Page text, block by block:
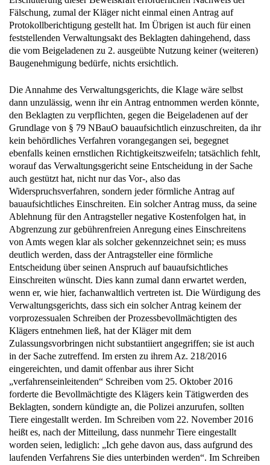
Fälschung, zumal der Kläger nicht einmal einen Antrag auf
Protokollberichtigung gestellt hat. Im Übrigen ist auch für einen
feststellenden Verwaltungsakt des Beklagten dahingehend, dass
die vom Beigeladenen zu 2. ausgeübte Nutzung keiner (weiteren)
Baugenehmigung bedürfe, nichts ersichtlich.
Die Annahme des Verwaltungsgerichts, die Klage wäre selbst
dann unzulässig, wenn ihr ein Antrag entnommen werden könnte,
den Beklagten zu verpflichten, gegen die Beigeladenen auf der
Grundlage von § 79 NBauO bauaufsichtlich einzuschreiten, da ihr
kein behördliches Verfahren vorangegangen sei, begegnet
ebenfalls keinen ernstlichen Richtigkeitszweifeln; tatsächlich fehlt,
worauf das Verwaltungsgericht seine Entscheidung in der Sache
auch gestützt hat, nicht nur das Vor-, also das
Widerspruchsverfahren, sondern jeder förmliche Antrag auf
bauaufsichtliches Einschreiten. Ein solcher Antrag muss, da seine
Ablehnung für den Antragsteller negative Kostenfolgen hat, in
Abgrenzung zur gebührenfreien Anregung eines Einschreitens
von Amts wegen klar als solcher gekennzeichnet sein; es muss
deutlich werden, dass der Antragsteller eine förmliche
Entscheidung über seinen Anspruch auf bauaufsichtliches
Einschreiten wünscht. Dies kann zumal dann erwartet werden,
wenn er, wie hier, fachanwaltlich vertreten ist. Die Würdigung des
Verwaltungsgerichts, dass sich ein solcher Antrag keinem der
vorprozessualen Schreiben der Prozessbevollmächtigten des
Klägers entnehmen ließ, hat der Kläger mit dem
Zulassungsvorbringen nicht substantiiert angegriffen; sie ist auch
in der Sache zutreffend. Im ersten zu ihrem Az. 218/2016
eingereichten, und damit offenbar aus ihrer Sicht
„verfahrenseinleitenden“ Schreiben vom 25. Oktober 2016
forderte die Bevollmächtigte des Klägers kein Tätigwerden des
Beklagten, sondern kündigte an, die Polizei anzurufen, sollten
Tiere eingestallt werden. Im Schreiben vom 22. November 2016
heißt es, nach der Mitteilung, dass nunmehr Tiere eingestallt
worden seien, lediglich: „Ich gehe davon aus, dass aufgrund des
laufenden Verfahrens Sie dies unterbinden werden“. Im Schreiben